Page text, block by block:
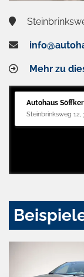
Mehr zu
Autohaus
Steinbrinksweg 12,